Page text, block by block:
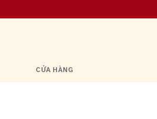
CỬA HÀNG